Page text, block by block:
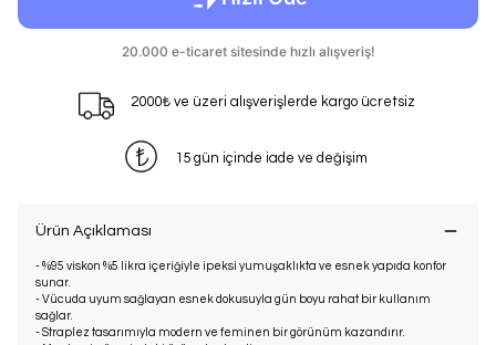
2000₺ ve üzeri alışverişlerde kargo ücretsiz
15 gün içinde iade ve değişim
Ürün Açıklaması
- %95 viskon %5 likra içeriğiyle ipeksi yumuşaklıkta ve esnek yapıda konfor
sunar.
- Vücuda uyum sağlayan esnek dokusuyla gün boyu rahat bir kullanım
sağlar.
- Straplez tasarımıyla modern ve feminen bir görünüm kazandırır.